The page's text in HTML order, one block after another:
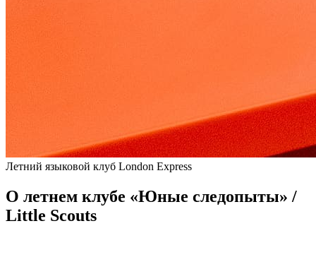
Летний языковой клуб London Express
О летнем клубе «Юные следопыты» /
Little Scouts